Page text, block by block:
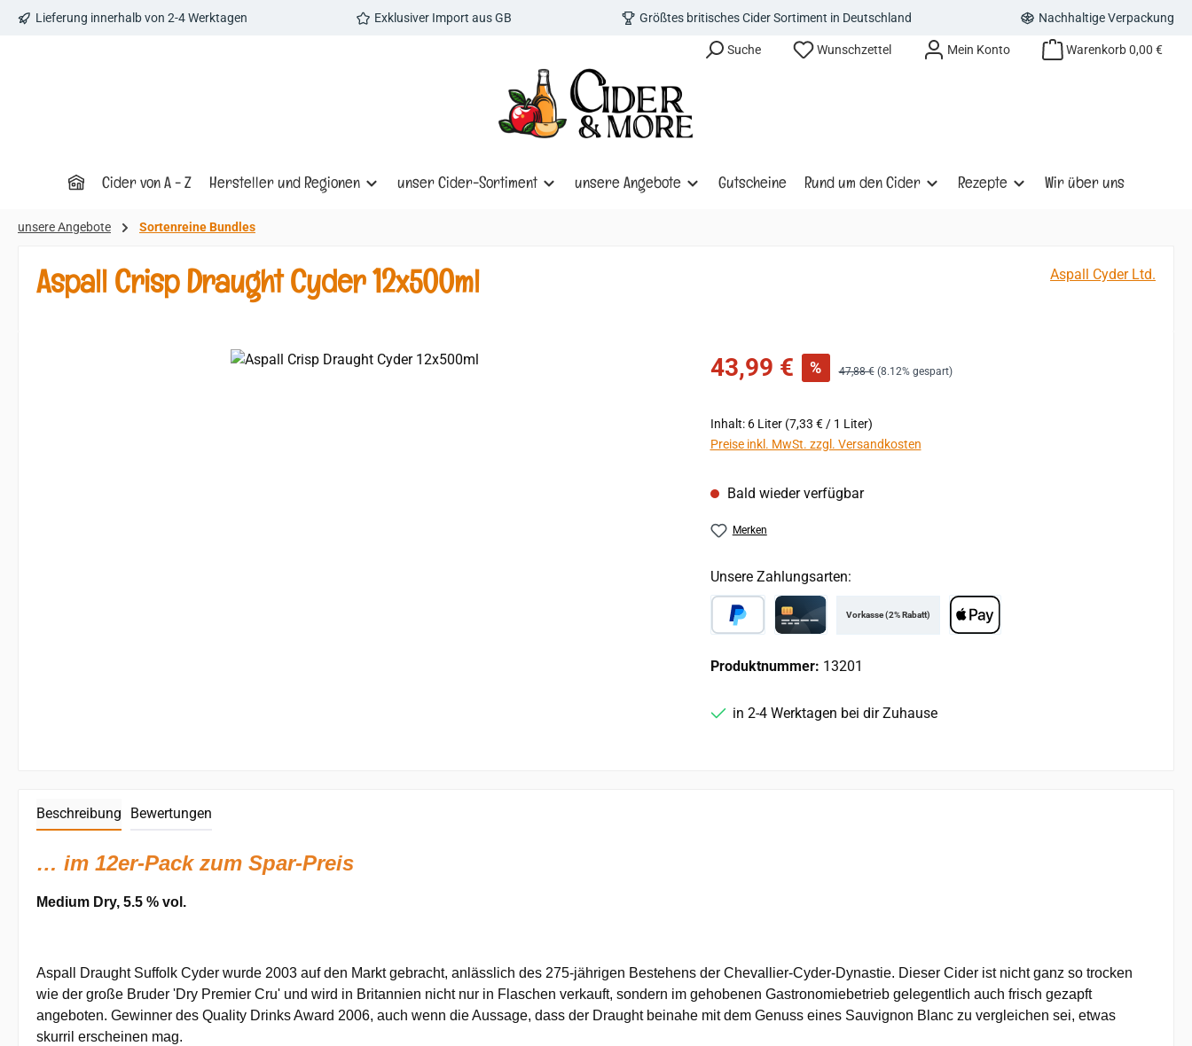
Hauptinhalt springen
Zur Suche springen
Zur Hauptnavigation springen
Lieferung innerhalb von 2-4 Werktagen Exklusiver Import aus GB Größtes britisches Cider Sortiment in Deutschland Nachhaltige Verpackung
Suche Wunschzettel Mein Konto Warenkorb0,00 €
Cider von A - Z Hersteller und Regionen unser Cider-Sortiment unsere Angebote Gutscheine Rund um den Cider Rezepte Wir über uns
unsere Angebote Sortenreine Bundles
Aspall Crisp Draught Cyder 12x500ml Aspall Cyder Ltd.
Verkaufspreis:
43,99 € % Regulärer Preis:
47,88 € (8.12% gespart)
Inhalt: 6 Liter (7,33 € / 1 Liter)
Preise inkl. MwSt. zzgl. Versandkosten
Bald wieder verfügbar
Merken
Unsere Zahlungsarten:
Vorkasse (2% Rabatt)
Produktnummer: 13201
in 2-4 Werktagen bei dir Zuhause
Beschreibung Bewertungen
… im 12er-Pack zum Spar-Preis
Medium Dry, 5.5 % vol.
Aspall Draught Suffolk Cyder wurde 2003 auf den Markt gebracht, anlässlich des 275-jährigen Bestehens der Chevallier-Cyder-Dynastie. Dieser Cider ist nicht ganz so trocken
wie der große Bruder 'Dry Premier Cru' und wird in Britannien nicht nur in Flaschen verkauft, sondern im gehobenen Gastronomiebetrieb gelegentlich auch frisch gezapft
angeboten. Gewinner des Quality Drinks Award 2006, auch wenn die Aussage, dass der Draught beinahe mit dem Genuss eines Sauvignon Blanc zu vergleichen sei, etwas
skurril erscheinen mag.